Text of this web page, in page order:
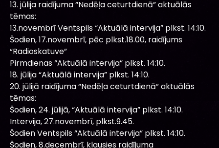
13. jūlija raidījuma “Nedēļa ceturtdienā” aktuālās
tēmas:
13.novembrī Ventspils “Aktuālā intervija” plkst. 14:10.
Šodien, 17.novembrī, pēc plkst.18.00, raidījums
“Radioskatuve”
Pirmdienas “Aktuālā intervija” plkst. 14:10.
18. jūlija “Aktuālā intervija” plkst. 14:10.
20. jūlijā raidījuma “Nedēļa ceturtdienā” aktuālās
tēmas:
Šodien, 24. jūlijā, “Aktuālā intervija” plkst. 14:10.
Intervija, 27.novembrī, plkst.9.45.
Šodien Ventspils “Aktuālā intervija” plkst. 14:10.
Šodien, 8.decembrī, klausies raidījuma